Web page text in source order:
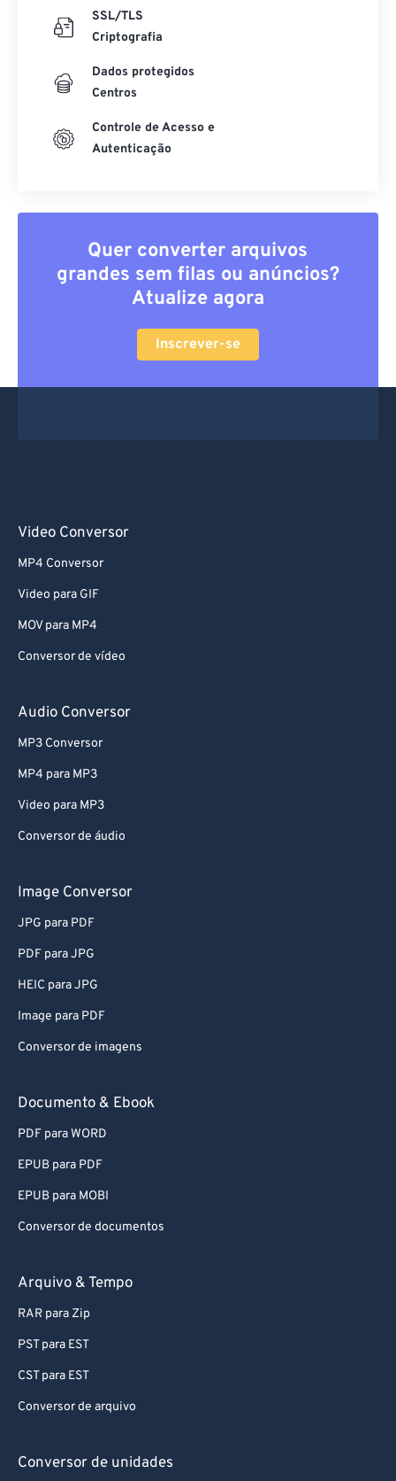
SSL/TLS
Criptografia
Dados protegidos
Centros
Controle de Acesso e
Autenticação
Quer converter arquivos
grandes sem filas ou anúncios?
Atualize agora
Inscrever-se
Video Conversor
MP4 Conversor
Video para GIF
MOV para MP4
Conversor de vídeo
Audio Conversor
MP3 Conversor
MP4 para MP3
Video para MP3
Conversor de áudio
Image Conversor
JPG para PDF
PDF para JPG
HEIC para JPG
Image para PDF
Conversor de imagens
Documento & Ebook
PDF para WORD
EPUB para PDF
EPUB para MOBI
Conversor de documentos
Arquivo & Tempo
RAR para Zip
PST para EST
CST para EST
Conversor de arquivo
Conversor de unidades